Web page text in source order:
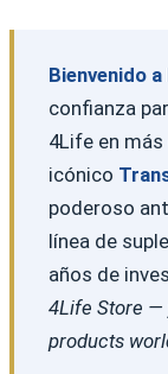
Bienvenido
confianza
4Life en
icónico
poderoso
línea de
años de
4Life Store —
products